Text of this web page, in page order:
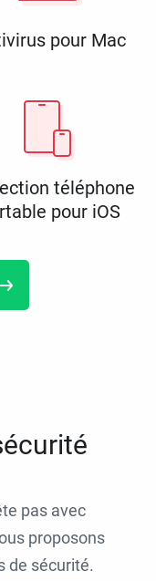
pour Mac
téléphone
pour iOS
pas avec
proposons
de sécurité.